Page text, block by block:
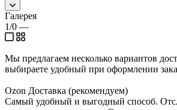
Галерея
1/0 —
Мы предлагаем несколько вариантов
выбираете удобный при оформлении
Ozon Доставка (рекомендуем)
Самый удобный и выгодный способ.